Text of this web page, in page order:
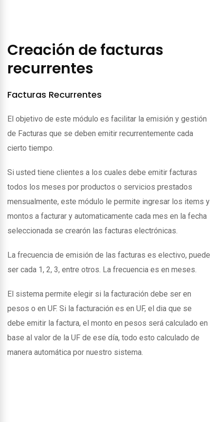
Creación de facturas
recurrentes
Facturas Recurrentes
El objetivo de este módulo es facilitar la emisión y gestión
de Facturas que se deben emitir recurrentemente cada
cierto tiempo.
Si usted tiene clientes a los cuales debe emitir facturas
todos los meses por productos o servicios prestados
mensualmente, este módulo le permite ingresar los items y
montos a facturar y automaticamente cada mes en la fecha
seleccionada se crearón las facturas electrónicas.
La frecuencia de emisión de las facturas es electivo, puede
ser cada 1, 2, 3, entre otros. La frecuencia es en meses.
El sistema permite elegir si la facturación debe ser en
pesos o en UF. Si la facturación es en UF, el dia que se
debe emitir la factura, el monto en pesos será calculado en
base al valor de la UF de ese día, todo esto calculado de
manera automática por nuestro sistema.